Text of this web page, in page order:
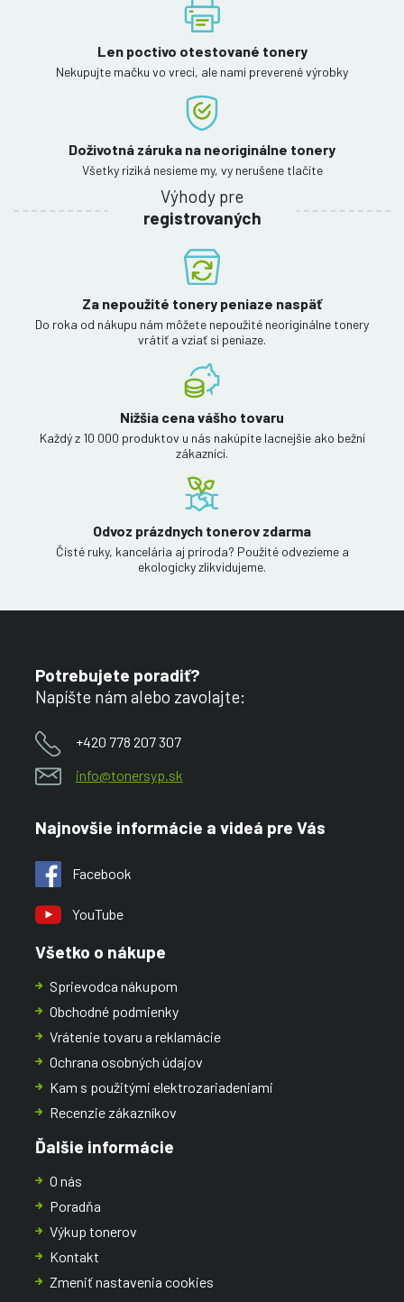
Len poctivo otestované tonery
Nekupujte mačku vo vreci, ale nami preverené výrobky
Doživotná záruka na neoriginálne tonery
Všetky riziká nesieme my, vy nerušene tlačíte
Výhody pre
registrovaných
Za nepoužité tonery peniaze naspäť
Do roka od nákupu nám môžete nepoužité neoriginálne tonery
vrátiť a vziať si peniaze.
Nižšia cena vášho tovaru
Každý z 10 000 produktov u nás nakúpite lacnejšie ako bežní
zákazníci.
Odvoz prázdnych tonerov zdarma
Čisté ruky, kancelária aj príroda? Použité odvezieme a
ekologicky zlikvidujeme.
Potrebujete poradiť?
Napíšte nám alebo zavolajte:
+420 778 207 307
info@tonersyp.sk
Najnovšie informácie a videá pre Vás
Facebook
YouTube
Všetko o nákupe
Sprievodca nákupom
Obchodné podmienky
Vrátenie tovaru a reklamácie
Ochrana osobných údajov
Kam s použitými elektrozariadeniami
Recenzie zákazníkov
Ďalšie informácie
O nás
Poradňa
Výkup tonerov
Kontakt
Zmeniť nastavenia cookies